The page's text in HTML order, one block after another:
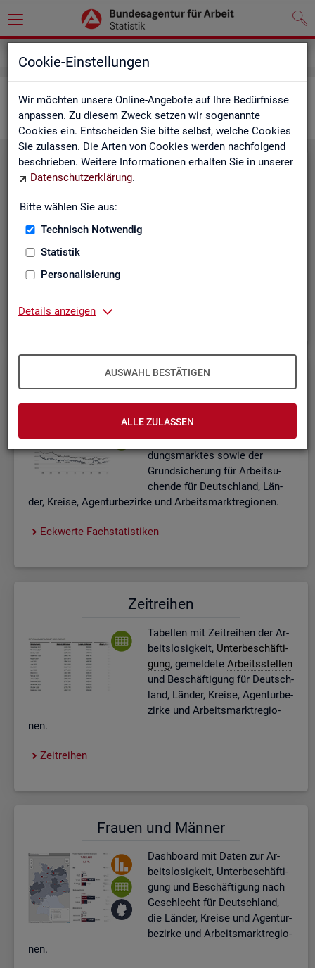
Cookie-Einstellungen
Wir möchten unsere Online-Angebote auf Ihre Bedürfnisse
anpassen. Zu diesem Zweck setzen wir sogenannte
Cookies ein. Entscheiden Sie bitte selbst, welche Cookies
Sie zulassen. Die Arten von Cookies werden nachfolgend
beschrieben. Weitere Informationen erhalten Sie in unserer
Datenschutzerklärung.
Bitte wählen Sie aus:
Technisch Notwendig
Statistik
Personalisierung
Details anzeigen
AUSWAHL BESTÄTIGEN
ALLE ZULASSEN
Ar­beits­markt im Über­blick
Eck­wer­te Ar­beits­markt
Eck­wer­te Ar­beits­markt
Eck­wer­te Fach­sta­tis­ti­ken
bel­len zu den ak­tu­el­len Eck­
wer­ten des Ar­beits- und Aus­bil­
dungs­mark­tes sowie der
Grund­si­che­rung für Ar­beit­su­
chen­de für Deutsch­land, Län­
der, Krei­se, Agen­tur­be­zir­ke und Ar­beits­markt­re­gio­nen.
Eck­wer­te Fach­sta­tis­ti­ken
Zeit­rei­hen
Ta­bel­len mit Zeit­rei­hen der Ar­
beits­lo­sig­keit, Un­ter­be­schäf­ti­
gung, ge­mel­de­te Ar­beits­stel­len
und Be­schäf­ti­gung für Deutsch­
land, Län­der, Krei­se, Agen­tur­be­
zir­ke und Ar­beits­markt­re­gio­
nen.
Zeit­rei­hen
Frau­en und Män­ner
Dash­board mit Daten zur Ar­
beits­lo­sig­keit, Un­ter­be­schäf­ti­
gung und Be­schäf­ti­gung nach
Ge­schlecht für Deutsch­land,
die Län­der, Krei­se und Agen­tur­
be­zir­ke und Ar­beits­markt­re­gio­
nen.